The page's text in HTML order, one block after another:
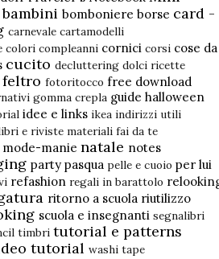
bambini bomboniere borse card -
carnevale cartamodelli
colori compleanni cornici corsi cose da
cucito decluttering dolci ricette
feltro fotoritocco free download
gomma crepla guide halloween
idee e links ikea indirizzi utili
e riviste materiali fai da te
mode-manie natale notes
party pasqua pelle e cuoio per lui
refashion regali in barattolo
ritorno a scuola riutilizzo
scuola e insegnanti segnalibri
timbri tutorial e patterns
tutorial washi tape